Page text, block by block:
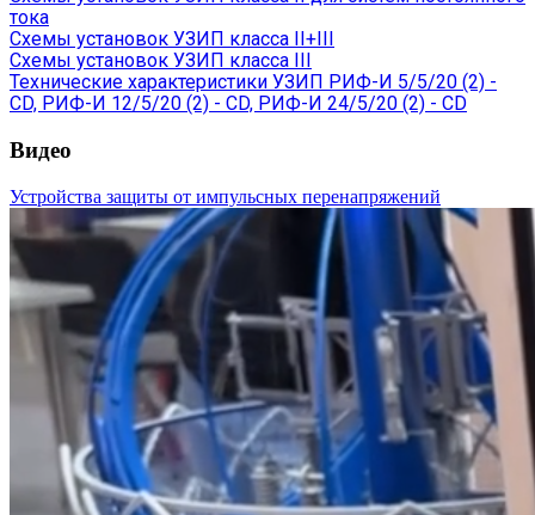
тока
Схемы установок УЗИП класса II+III
Схемы установок УЗИП класса III
Технические характеристики УЗИП РИФ-И 5/5/20 (2) -
CD, РИФ-И 12/5/20 (2) - CD, РИФ-И 24/5/20 (2) - CD
Видео
Устройства защиты от импульсных перенапряжений